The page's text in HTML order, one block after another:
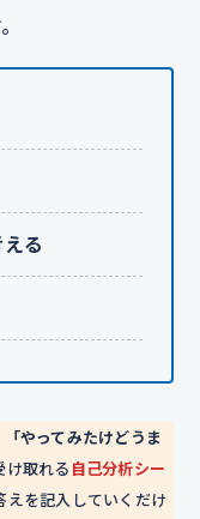
る
やってみたけどうま
け取れる 自己分析シー
えを記入していくだけ